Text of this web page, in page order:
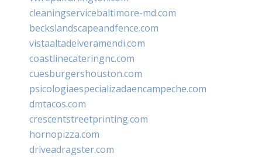
cleaningservicebaltimore-md.com
beckslandscapeandfence.com
vistaaltadelveramendi.com
coastlinecateringnc.com
cuesburgershouston.com
psicologiaespecializadaencampeche.com
dmtacos.com
crescentstreetprinting.com
hornopizza.com
driveadragster.com